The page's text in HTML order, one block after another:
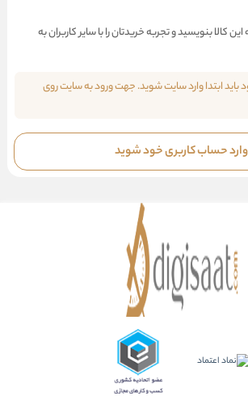
کالا بنویسید و تجربه خریدتان را با سایر کاربران به
باید ابتدا وارد سایت شوید. جهت ورود به سایت روی
وارد حساب کاربری خود شوید